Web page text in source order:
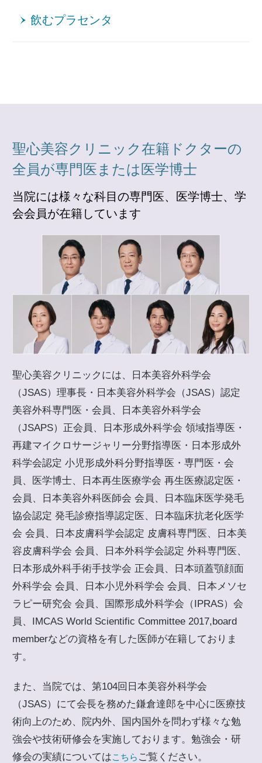
飲むプラセンタ
聖心美容クリニック在籍ドクターの
全員が専門医または医学博士
当院には様々な科目の専門医、医学博士、学
会会員が在籍しています
聖心美容クリニックには、日本美容外科学会
（JSAS）理事長・日本美容外科学会（JSAS）認定
美容外科専門医・会員、日本美容外科学会
（JSAPS）正会員、日本形成外科学会 領域指導医・
再建マイクロサージャリー分野指導医・日本形成外
科学会認定 小児形成外科分野指導医・専門医・会
員、医学博士、日本再生医療学会 再生医療認定医・
会員、日本美容外科医師会 会員、日本臨床医学発毛
協会認定 発毛診療指導認定医、日本臨床抗老化医学
会 会員、日本皮膚科学会認定 皮膚科専門医、日本美
容皮膚科学会 会員、日本外科学会認定 外科専門医、
日本形成外科手術手技学会 正会員、日本頭蓋顎顔面
外科学会 会員、日本小児外科学会 会員、日本メソセ
ラピー研究会 会員、国際形成外科学会（IPRAS）会
員、IMCAS World Scientific Committee 2017,board
memberなどの資格を有した医師が在籍しておりま
す。
また、当院では、第104回日本美容外科学会
（JSAS）にて会長を務めた鎌倉達郎を中心に医療技
術向上のため、院内外、国内国外を問わず様々な勉
強会や技術研修会を実施しております。勉強会・研
修会の実績についてはこちら ご覧ください。